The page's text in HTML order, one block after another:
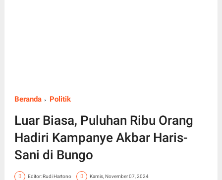
Beranda Politik
Luar Biasa, Puluhan Ribu Orang
Hadiri Kampanye Akbar Haris-
Sani di Bungo
Editor: Rudi Hartono Kamis, November 07, 2024